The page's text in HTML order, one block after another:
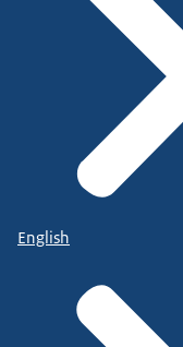
English